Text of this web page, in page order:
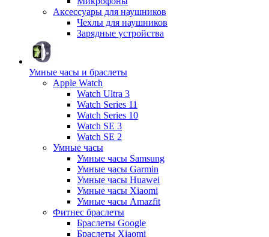
Аксессуары для наушников
Чехлы для наушников
Зарядные устройства
Умные часы и браслеты
Apple Watch
Watch Ultra 3
Watch Series 11
Watch Series 10
Watch SE 3
Watch SE 2
Умные часы
Умные часы Samsung
Умные часы Garmin
Умные часы Huawei
Умные часы Xiaomi
Умные часы Amazfit
Фитнес браслеты
Браслеты Google
Браслеты Xiaomi